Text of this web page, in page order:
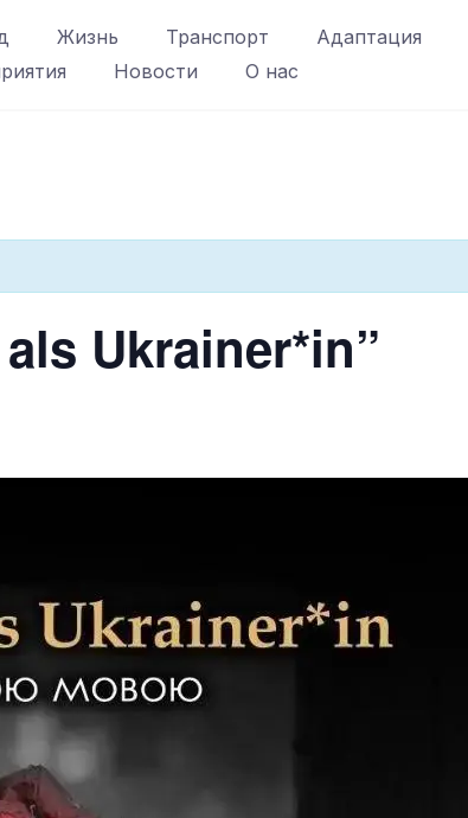
Жизнь Транспорт Адаптация
Новости О нас
Ukrainer*in”